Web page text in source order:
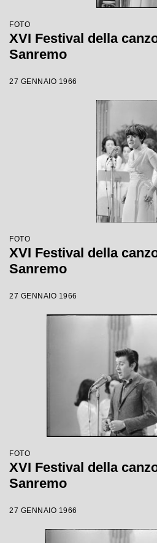
FOTO
XVI Festival della
Sanremo
27 GENNAIO 1966
FOTO
XVI Festival della
Sanremo
27 GENNAIO 1966
FOTO
XVI Festival della
Sanremo
27 GENNAIO 1966